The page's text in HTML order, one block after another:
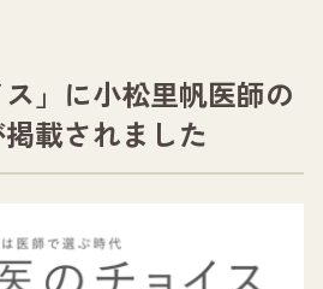
ス」に小松里帆医師の
載されました